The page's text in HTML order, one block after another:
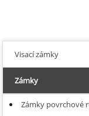
Visací zámky
Zámky
Zámky povrchové